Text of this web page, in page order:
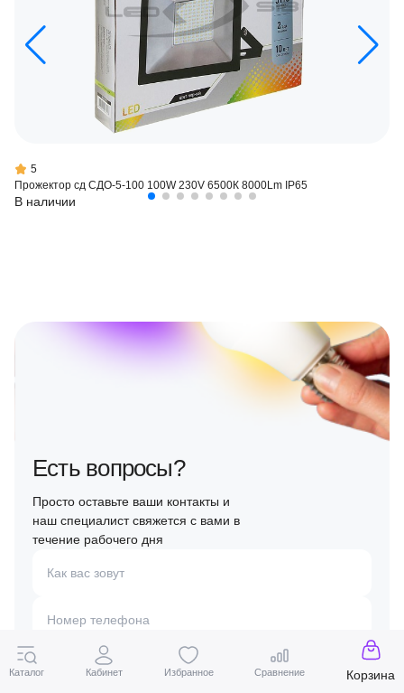
5
Прожектор сд СДО-5-100 100W 230V 6500К 8000Lm IP65
В наличии
Есть вопросы?
Просто оставьте ваши контакты и
наш специалист свяжется с вами в
течение рабочего дня
Как вас зовут
Номер телефона
Заказать звонок
Каталог Кабинет Избранное Сравнение Корзина